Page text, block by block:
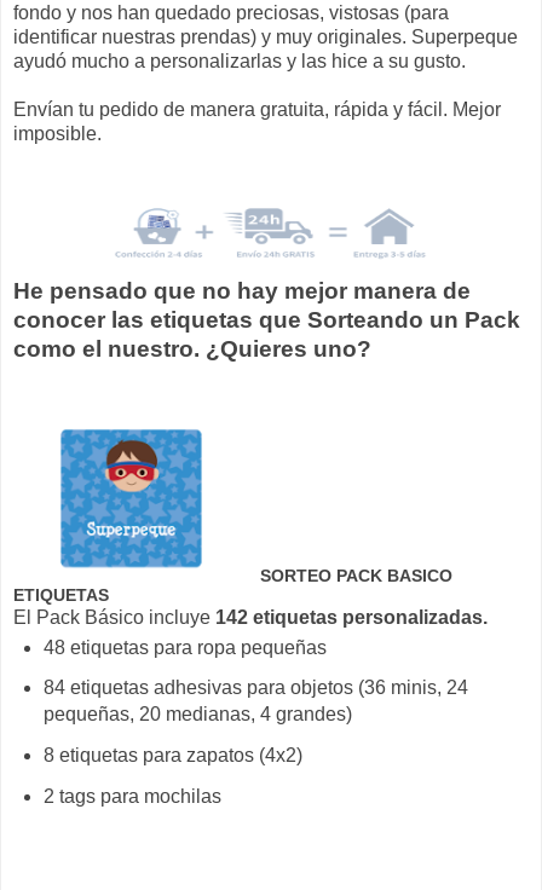
fondo y nos han quedado preciosas, vistosas (para
identificar nuestras prendas) y muy originales. Superpeque
ayudó mucho a personalizarlas y las hice a su gusto.
Envían tu pedido de manera gratuita, rápida y fácil. Mejor
imposible.
He pensado que no hay mejor manera de
conocer las etiquetas que Sorteando un Pack
como el nuestro. ¿Quieres uno?
SORTEO PACK BASICO
ETIQUETAS
El Pack Básico incluye 142 etiquetas personalizadas.
48 etiquetas para ropa pequeñas
84 etiquetas adhesivas para objetos (36 minis, 24
pequeñas, 20 medianas, 4 grandes)
8 etiquetas para zapatos (4x2)
2 tags para mochilas